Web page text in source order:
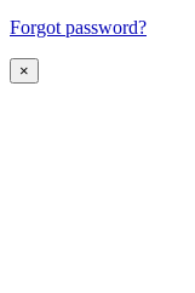
Forgot password?
×